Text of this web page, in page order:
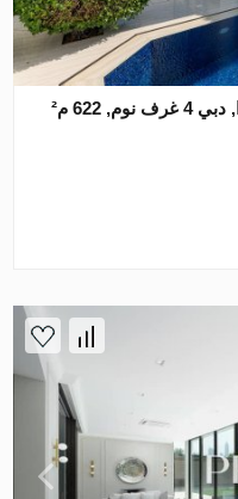
فيلا في Garden Homes, نخلة جميرا, دبي 4 غرف نوم, 622 م²